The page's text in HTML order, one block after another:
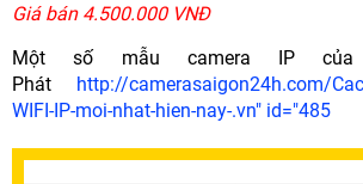
Giá bán 4.500.000 VNĐ
Một số mẫu camera IP của
Phát http://camerasaigon24h.com/
WIFI-IP-moi-nhat-hien-nay-.vn" id="485